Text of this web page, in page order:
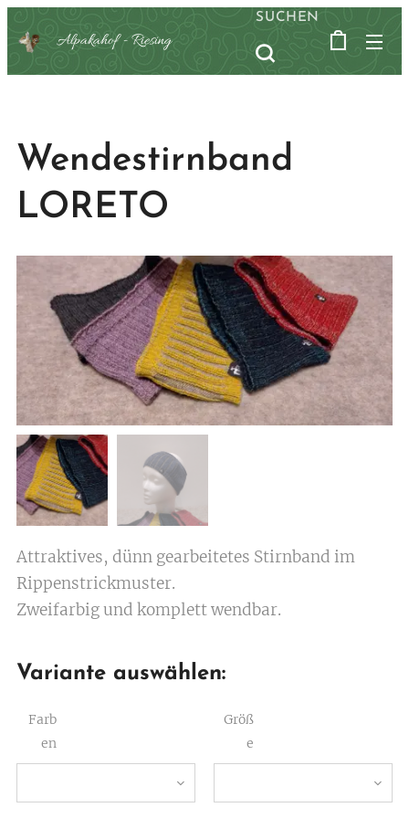
Alpakahof -Riesing
SUCHEN
Wendestirnband
LORETO
Attraktives, dünn gearbeitetes Stirnband im
Rippenstrickmuster.
Zweifarbig und komplett wendbar.
Variante auswählen:
Farb
en
Größ
e